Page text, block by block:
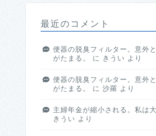
最近のコメント
便器の脱臭フィルター。意外
がたまる。
に きうい より
便器の脱臭フィルター。意外
がたまる。
に 沙羅 より
主婦年金が縮小される。私は
きうい より